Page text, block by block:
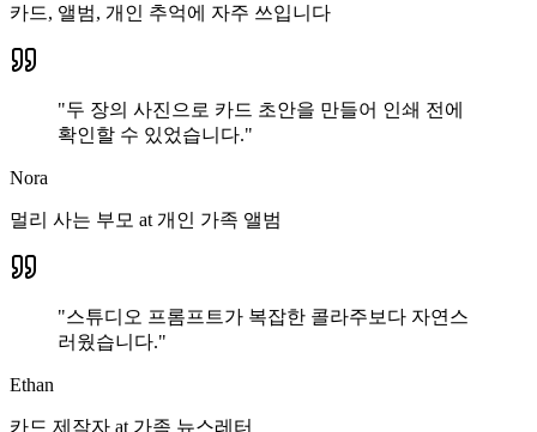
카드, 앨범, 개인 추억에 자주 쓰입니다
"두 장의 사진으로 카드 초안을 만들어 인쇄 전에
확인할 수 있었습니다."
Nora
멀리 사는 부모 at 개인 가족 앨범
"스튜디오 프롬프트가 복잡한 콜라주보다 자연스
러웠습니다."
Ethan
카드 제작자 at 가족 뉴스레터